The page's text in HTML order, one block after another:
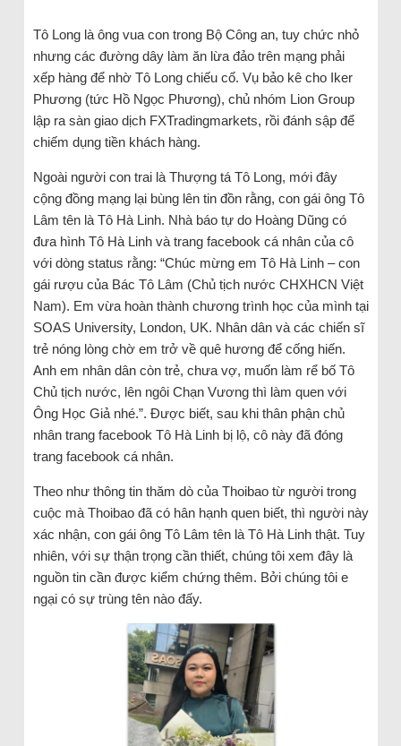
Tô Long là ông vua con trong Bộ Công an, tuy chức nhỏ
nhưng các đường dây làm ăn lừa đảo trên mạng phải
xếp hàng để nhờ Tô Long chiếu cố. Vụ bảo kê cho Iker
Phương (tức Hồ Ngọc Phương), chủ nhóm Lion Group
lập ra sàn giao dịch FXTradingmarkets, rồi đánh sập để
chiếm dụng tiền khách hàng.
Ngoài người con trai là Thượng tá Tô Long, mới đây
cộng đồng mạng lại bùng lên tin đồn rằng, con gái ông Tô
Lâm tên là Tô Hà Linh. Nhà báo tự do Hoàng Dũng có
đưa hình Tô Hà Linh và trang facebook cá nhân của cô
với dòng status rằng: “Chúc mừng em Tô Hà Linh – con
gái rượu của Bác Tô Lâm (Chủ tịch nước CHXHCN Việt
Nam). Em vừa hoàn thành chương trình học của mình tại
SOAS University, London, UK. Nhân dân và các chiến sĩ
trẻ nóng lòng chờ em trở về quê hương để cống hiến.
Anh em nhân dân còn trẻ, chưa vợ, muốn làm rể bố Tô
Chủ tịch nước, lên ngôi Chạn Vương thì làm quen với
Ông Học Giả nhé.”. Được biết, sau khi thân phận chủ
nhân trang facebook Tô Hà Linh bị lộ, cô này đã đóng
trang facebook cá nhân.
Theo như thông tin thăm dò của Thoibao từ người trong
cuộc mà Thoibao đã có hân hạnh quen biết, thì người này
xác nhận, con gái ông Tô Lâm tên là Tô Hà Linh thật. Tuy
nhiên, với sự thận trọng cần thiết, chúng tôi xem đây là
nguồn tin cần được kiểm chứng thêm. Bởi chúng tôi e
ngại có sự trùng tên nào đấy.